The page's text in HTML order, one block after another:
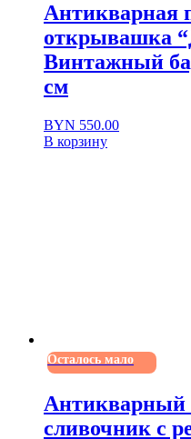
Антикварная
открывашка
Винтажный
см
BYN 550.00
В корзину
Осталось мало
Антикварный
сливочник с